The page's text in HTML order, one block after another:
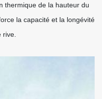
thermique de la hauteur du
la capacité et la longévité